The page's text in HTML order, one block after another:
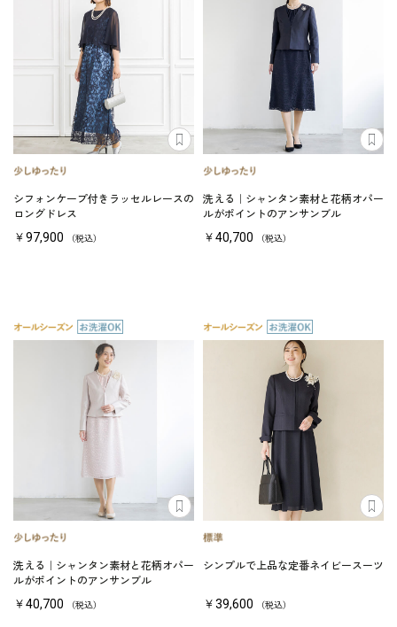
シフォンケープ付きラッセルレースの
ロングドレス
￥97,900 （税込）
洗える｜シャンタン素材と花柄オパー
ルがポイントのアンサンブル
￥40,700 （税込）
洗える｜シャンタン素材と花柄オパー
ルがポイントのアンサンブル
￥40,700 （税込）
シンプルで上品な定番ネイビースーツ
￥39,600 （税込）